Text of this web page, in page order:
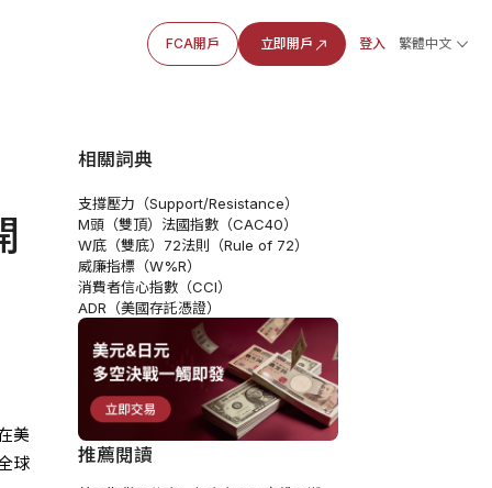
FCA開戶 立即開戶 登入 繁體中文
美
球
相關詞典
支撐壓力（Support/Resistance）
M頭（雙頂） 法國指數（CAC40）
W底（雙底） 72法則（Rule of 72）
威廉指標（W%R）
消費者信心指數（CCI）
ADR（美國存託憑證）
推薦閱讀